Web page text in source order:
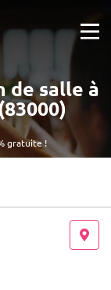
gratuite !
de salle à